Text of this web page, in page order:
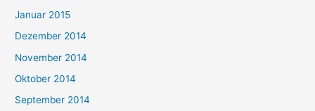
Januar 2015
Dezember 2014
November 2014
Oktober 2014
September 2014